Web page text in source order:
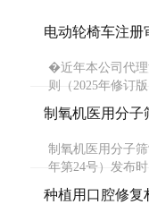
电动轮椅车注册
�近年本公司代理
则（2025年修订
制氧机医用分子
制氧机医用分子
年第24号）发布
种植用口腔修复